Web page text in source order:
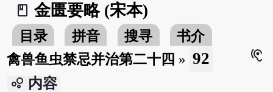
book_2
金匮要略 (宋本)
目录 拼音 搜寻
书介
禽兽鱼虫禁忌并治第二十四 » 92
hearing
bubble_chart 内容